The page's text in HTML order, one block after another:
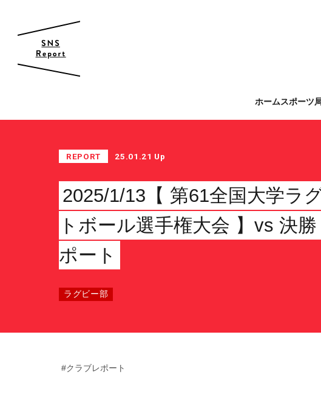
ホームスポーツ
帝京大学 スポーツ局
クラブ紹介
ファン・サポーター
サポーターの会 カレンダー
お知らせ
運動部支援
お問い合わせ
REPORT 25.01.21 Up
2025/1/13【 第61全国大学ラ
トボール選手権大会 】vs 決
ポート
ラグビー部
#クラブレポート